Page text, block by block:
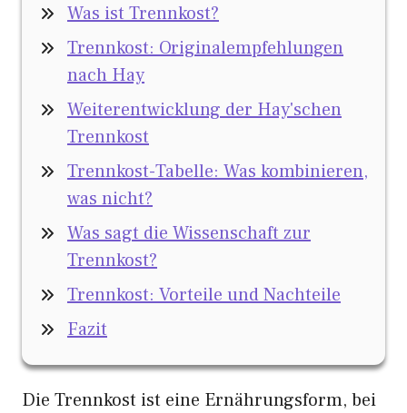
Was ist Trennkost?
Trennkost: Originalempfehlungen
nach Hay
Weiterentwicklung der Hay'schen
Trennkost
Trennkost-Tabelle: Was kombinieren,
was nicht?
Was sagt die Wissenschaft zur
Trennkost?
Trennkost: Vorteile und Nachteile
Fazit
Die Trennkost ist eine Ernährungsform, bei